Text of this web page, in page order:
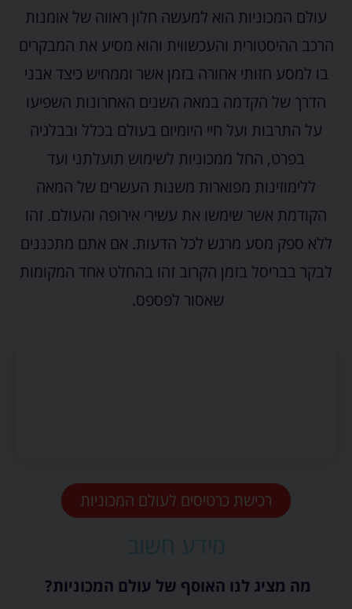
עולם המכוניות הוא למעשה חלון ראווה של אומנות
הרכב ההיסטורית והעכשווית והוא מסיע את המבקרים
בו למסע חזותי אחורה בזמן אשר וממחיש כיצד אבני
הדרך של הקדמה במאה השנים האחרונות השפיעו
על התרבות ועל חיי היומיום בעולם בכלל ובבלגיה
בפרט, החל ממכוניות לשימוש תועלתני ועד
ללימוזינות מפוארות משנות העשרים של המאה
הקודמת אשר שימשו את עשירי אירופה והעולם. זהו
ללא ספק מסע מרגש לכל הדעות. אם אתם מתכננים
לבקר בבריסל בזמן הקרוב זהו בהחלט אחד המקומות
שאסור לפספס.
רכישת כרטיסים לעולם המכוניות
מידע חשוב
מה מציג לנו האוסף של עולם המכוניות?